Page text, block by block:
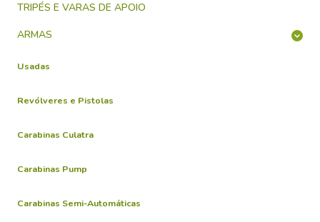
TRIPÉS E VARAS DE APOIO
ARMAS
Usadas
Revólveres e Pistolas
Carabinas Culatra
Carabinas Pump
Carabinas Semi-Automáticas